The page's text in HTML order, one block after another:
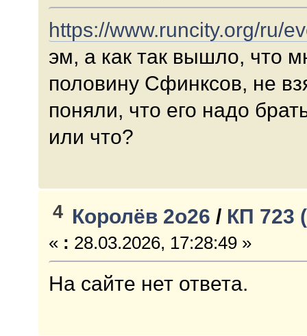
https://www.runcity.org/ru/
эм, а как так вышло, что
половину Сфинксов, не
поняли, что его надо
или что?
4 Королёв 2о26 / КП 723
« : 28.03.2026, 17:28:49 »
На сайте нет ответа.